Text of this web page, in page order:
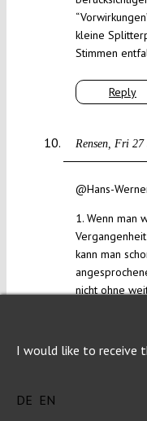
Reply
kleine
Stimmen
Rensen Fri 27
@Hans-
1. Wenn man
kann man
nicht ohne
auch das
I would like to receive
DE EN